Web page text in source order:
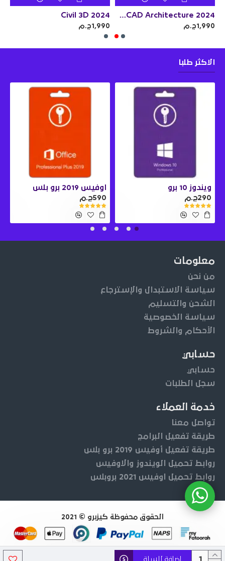
اضافة للسلة
Autodesk AutoCAD Architecture 2024
1,990ج.م
Civil 3D 2024
1,990ج.م
الاكثر طلبا
ويندوز 10 برو
290ج.م
اوفيس 2019 برو بلس
590ج.م
معلومات
من نحن
سياسة الاستبدال والإسترجاع
الشحن والتسليم
سياسة الخصوصية
الأحكام والشروط
حسابي
حسابي
سجل الطلبات
خدمة العملاء
تواصل معنا
طريقة تفعيل البرامج
طريقة تفعيل أوفيس 2019 برو بلس
روابط تحميل الويندوز والاوفيس
روابط تحميل اوفيس 2021 بروبلس
الحقوق محفوظة كيزبرو © 2021